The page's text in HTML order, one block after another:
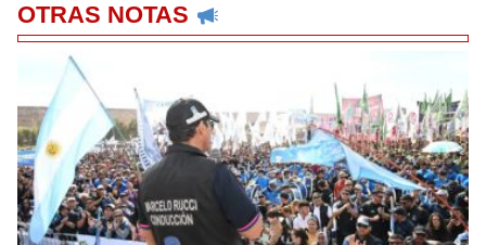
OTRAS NOTAS